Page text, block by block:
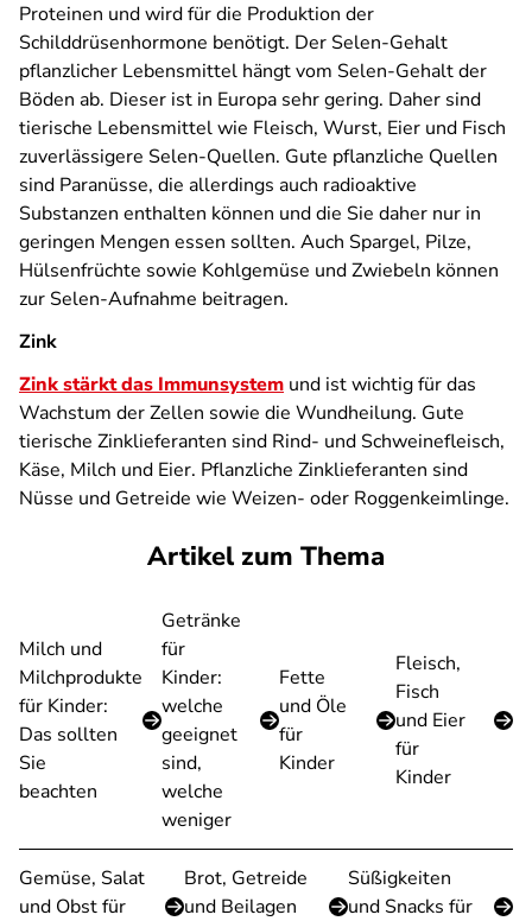
Proteinen und wird für die Produktion der
Schilddrüsenhormone benötigt. Der Selen-Gehalt
pflanzlicher Lebensmittel hängt vom Selen-Gehalt der
Böden ab. Dieser ist in Europa sehr gering. Daher sind
tierische Lebensmittel wie Fleisch, Wurst, Eier und Fisch
zuverlässigere Selen-Quellen. Gute pflanzliche Quellen
sind Paranüsse, die allerdings auch radioaktive
Substanzen enthalten können und die Sie daher nur in
geringen Mengen essen sollten. Auch Spargel, Pilze,
Hülsenfrüchte sowie Kohlgemüse und Zwiebeln können
zur Selen-Aufnahme beitragen.
Zink
Zink stärkt das Immunsystem und ist wichtig für das
Wachstum der Zellen sowie die Wundheilung. Gute
tierische Zinklieferanten sind Rind- und Schweinefleisch,
Käse, Milch und Eier. Pflanzliche Zinklieferanten sind
Nüsse und Getreide wie Weizen- oder Roggenkeimlinge.
Artikel zum Thema
Milch und
Milchprodukte
für Kinder:
Das sollten
Sie
beachten
Getränke
für
Kinder:
welche
geeignet
sind,
welche
weniger
Fette
und Öle
für
Kinder
Fleisch,
Fisch
und Eier
für
Kinder
Gemüse, Salat
und Obst für
Brot, Getreide
und Beilagen
Süßigkeiten
und Snacks für